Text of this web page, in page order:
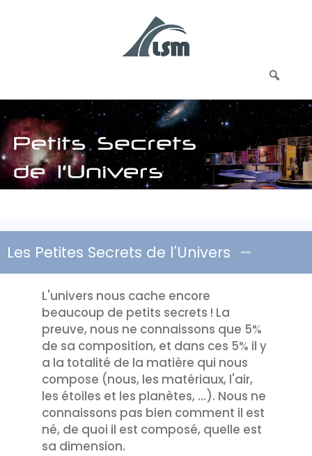
Les Petites Secrets de l'Univers
L'univers nous cache encore
beaucoup de petits secrets ! La
preuve, nous ne connaissons que 5%
de sa composition, et dans ces 5% il y
a la totalité de la matière qui nous
compose (nous, les matériaux, l'air,
les étoiles et les planètes, ...). Nous ne
connaissons pas bien comment il est
né, de quoi il est composé, quelle est
sa dimension.